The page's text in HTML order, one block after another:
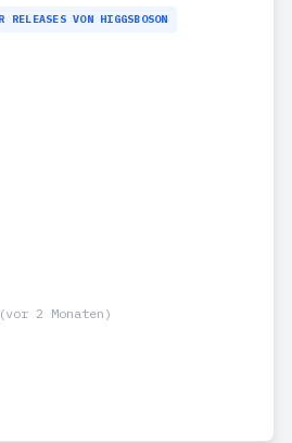
RELEASES VON HIGGSBOSON
(vor 2 Monaten)